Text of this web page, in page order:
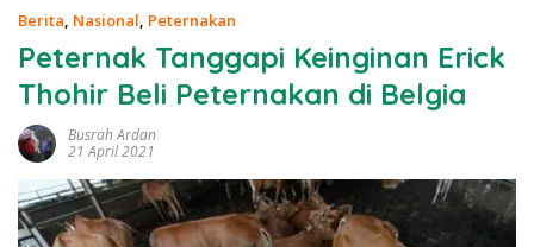
Berita, Nasional, Peternakan
Peternak Tanggapi Keinginan Erick
Thohir Beli Peternakan di Belgia
Busrah Ardan
21 April 2021